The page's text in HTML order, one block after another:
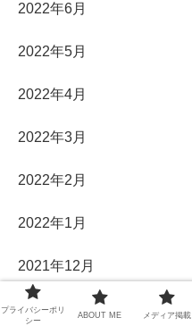
2022年6月
2022年5月
2022年4月
2022年3月
2022年2月
2022年1月
2021年12月
2021年11月
プライバシーポリ
シー
ABOUT ME メディア掲載